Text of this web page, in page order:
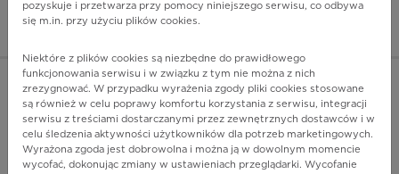
Pharmindex - lider
ZALOGUJ SIĘ
POKAŻ FILTRY
pozyskuje i przetwarza przy pomocy niniejszego serwisu, co odbywa
się m.in. przy użyciu plików cookies.
Niektóre z plików cookies są niezbędne do prawidłowego
funkcjonowania serwisu i w związku z tym nie można z nich
zrezygnować. W przypadku wyrażenia zgody pliki cookies stosowane
są również w celu poprawy komfortu korzystania z serwisu, integracji
serwisu z treściami dostarczanymi przez zewnętrznych dostawców i w
celu śledzenia aktywności użytkowników dla potrzeb marketingowych.
Wyrażona zgoda jest dobrowolna i można ją w dowolnym momencie
wycofać, dokonując zmiany w ustawieniach przeglądarki. Wycofanie